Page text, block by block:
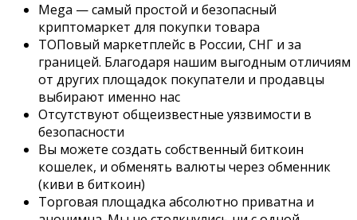
Mega — самый простой и безопасный
криптомаркет для покупки товара
ТОПовый маркетплейс в России, СНГ и за
границей. Благодаря нашим выгодным отличиям
от других площадок покупатели и продавцы
выбирают именно нас
Отсутствуют общеизвестные уязвимости в
безопасности
Вы можете создать собственный биткоин
кошелек, и обменять валюты через обменник
(киви в биткоин)
Торговая площадка абсолютно приватна и